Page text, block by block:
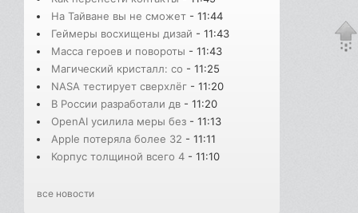
На Тайване вы не сможет - 11:44
Геймеры восхищены дизай - 11:43
Масса героев и повороты - 11:43
Магический кристалл: со - 11:25
NASA тестирует сверхлёг - 11:20
В России разработали дв - 11:20
OpenAI усилила меры без - 11:13
Apple потеряла более 32 - 11:11
Корпус толщиной всего 4 - 11:10
все новости